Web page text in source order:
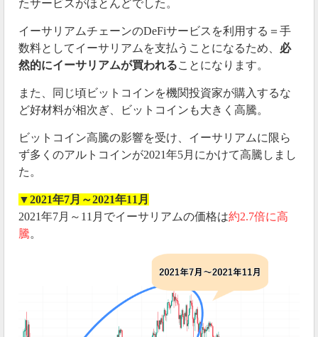
たサービスがほとんどでした。
イーサリアムチェーンのDeFiサービスを利用する＝手
数料としてイーサリアムを支払うことになるため、 必
然的にイーサリアムが買われることになります。
また、同じ頃ビットコインを機関投資家が購入するな
ど好材料が相次ぎ、ビットコインも大きく高騰。
ビットコイン高騰の影響を受け、イーサリアムに限ら
ず多くのアルトコインが2021年5月にかけて高騰しまし
た。
▼2021年7月～2021年11月
2021年7月～11月でイーサリアムの価格は約2.7倍に高
騰。